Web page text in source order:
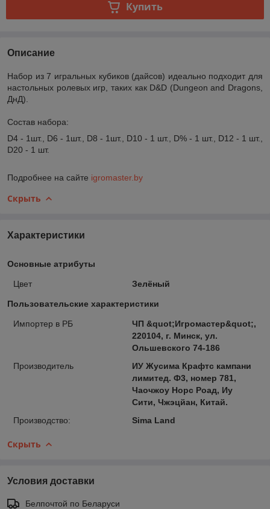
Купить
Описание
Набор из 7 игральных кубиков (дайсов) идеально подходит для
настольных ролевых игр, таких как D&D (Dungeon and Dragons,
ДнД).
Состав набора:
D4 - 1шт., D6 - 1шт., D8 - 1шт., D10 - 1 шт., D% - 1 шт., D12 - 1 шт.,
D20 - 1 шт.
Подробнее на сайте igromaster.by
Скрыть
Характеристики
Основные атрибуты
Цвет Зелёный
Пользовательские характеристики
Импортер в РБ
ЧП &quot;Игромастер&quot;,
220104, г. Минск, ул.
Ольшевского 74-186
Производитель
ИУ Жусима Крафтс кампани
лимитед. Ф3, номер 781,
Чаочжоу Норс Роад, Иу
Сити, Чжэцйан, Китай.
Производство:
Sima Land
Скрыть
Условия доставки
Белпочтой по Беларуси